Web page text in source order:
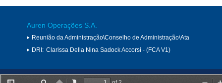
Auren Operações S.A.
Reunião da Administração\Conselho de Administração\Ata
DRI: Clarissa Della Nina Sadock Accorsi - (FCA V1)